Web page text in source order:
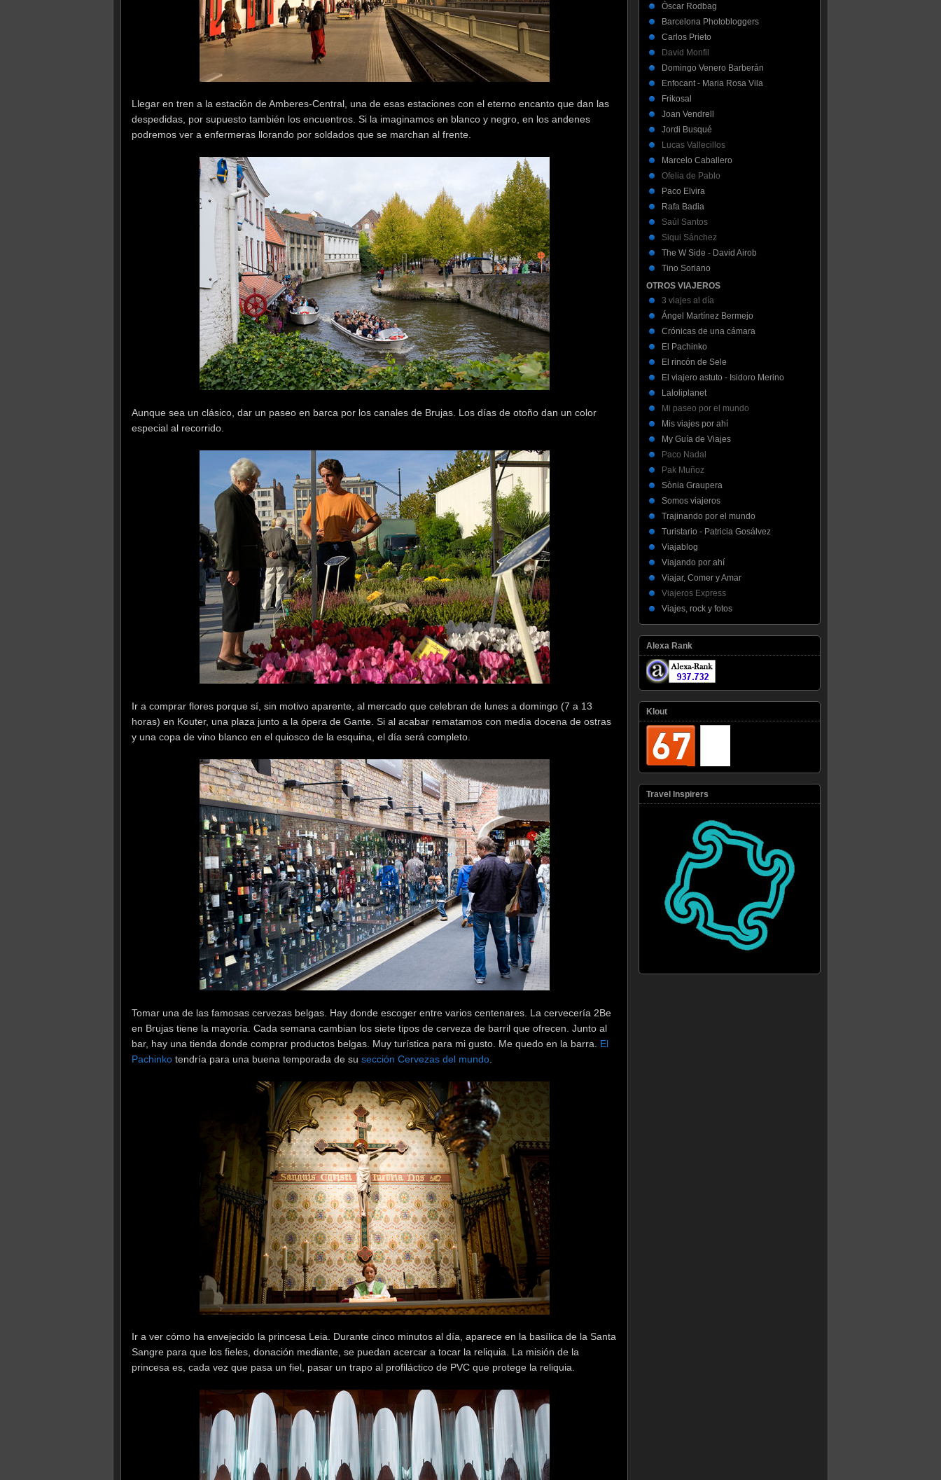
Llegar en tren a la estación de Amberes-Central, una de esas estaciones con el eterno encanto que dan las
despedidas, por supuesto también los encuentros. Si la imaginamos en blanco y negro, en los andenes
podremos ver a enfermeras llorando por soldados que se marchan al frente.
Aunque sea un clásico, dar un paseo en barca por los canales de Brujas. Los días de otoño dan un color
especial al recorrido.
Ir a comprar flores porque sí, sin motivo aparente, al mercado que celebran de lunes a domingo (7 a 13
horas) en Kouter, una plaza junto a la ópera de Gante. Si al acabar rematamos con media docena de ostras
y una copa de vino blanco en el quiosco de la esquina, el día será completo.
Tomar una de las famosas cervezas belgas. Hay donde escoger entre varios centenares. La cervecería 2Be
en Brujas tiene la mayoría. Cada semana cambian los siete tipos de cerveza de barril que ofrecen. Junto al
bar, hay una tienda donde comprar productos belgas. Muy turística para mi gusto. Me quedo en la barra. El
Pachinko tendría para una buena temporada de su sección Cervezas del mundo
Ir a ver cómo ha envejecido la princesa Leia. Durante cinco minutos al día, aparece en la basílica de la Santa
Sangre para que los fieles, donación mediante, se puedan acercar a tocar la reliquia. La misión de la
princesa es, cada vez que pasa un fiel, pasar un trapo al profiláctico de PVC que protege la reliquia.
Òscar Rodbag
Barcelona Photobloggers
Carlos Prieto
David Monfil
Domingo Venero Barberán
Enfocant - Maria Rosa Vila
Frikosal
Joan Vendrell
Jordi Busqué
Lucas Vallecillos
Marcelo Caballero
Ofelia de Pablo
Paco Elvira
Rafa Badia
Saúl Santos
Siqui Sánchez
The W Side - David Airob
Tino Soriano
OTROS VIAJEROS
3 viajes al día
Ángel Martínez Bermejo
Crónicas de una cámara
El Pachinko
El rincón de Sele
El viajero astuto - Isidoro Merino
Laloliplanet
Mi paseo por el mundo
Mis viajes por ahí
My Guía de Viajes
Paco Nadal
Pak Muñoz
Sònia Graupera
Somos viajeros
Trajinando por el mundo
Turistario - Patricia Gosálvez
Viajablog
Viajando por ahí
Viajar, Comer y Amar
Viajeros Express
Viajes, rock y fotos
Alexa Rank
Klout
Travel Inspirers